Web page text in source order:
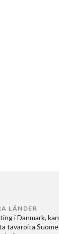
LÄNDER
i Danmark,
tavaroita